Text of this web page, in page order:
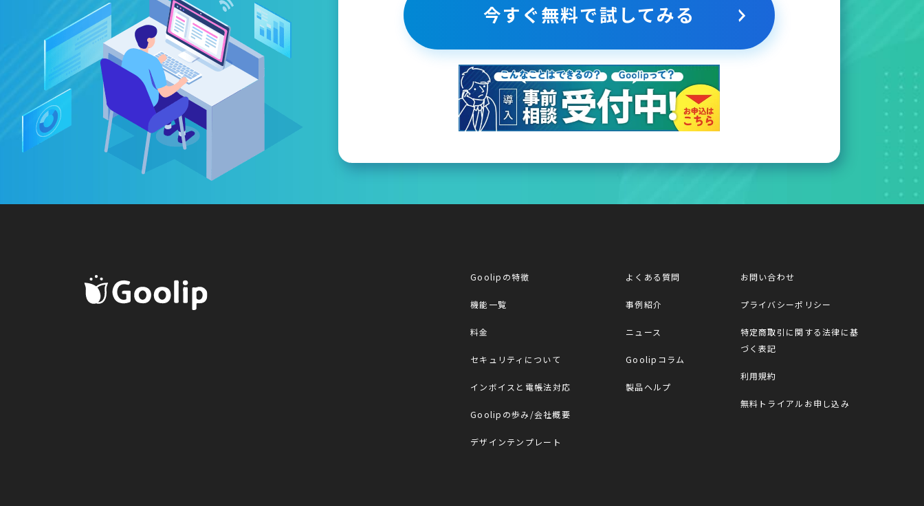
今すぐ無料で試してみる
Goolipの特徴
機能一覧
料金
セキュリティについて
インボイスと電帳法対応
Goolipの歩み/会社概要
デザインテンプレート
よくある質問
事例紹介
ニュース
Goolipコラム
製品ヘルプ
お問い合わせ
プライバシーポリシー
特定商取引に関する法律に基
づく表記
利用規約
無料トライアルお申し込み